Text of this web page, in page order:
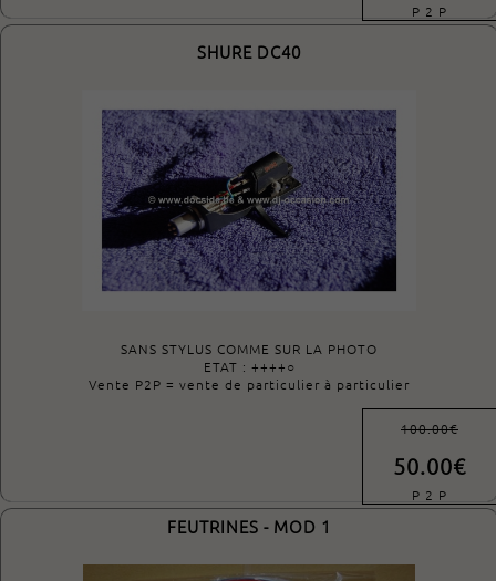
P 2 P
SHURE DC40
SANS STYLUS COMME SUR LA PHOTO
ETAT : ++++○
Vente P2P = vente de particulier à particulier
100.00€
50.00€
P 2 P
FEUTRINES - MOD 1